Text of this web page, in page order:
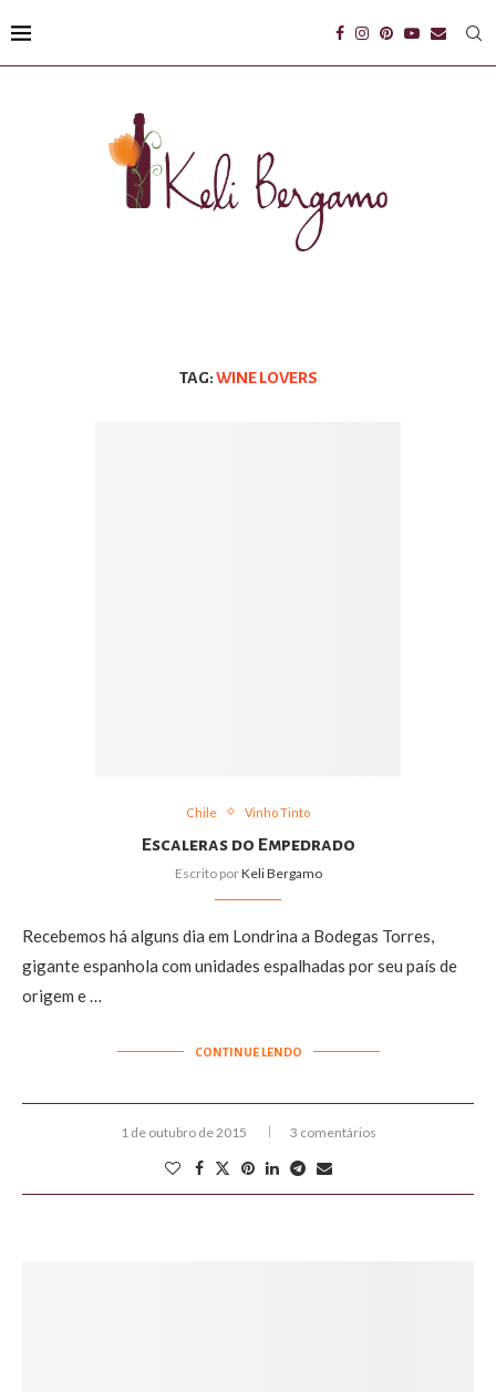
TAG:WINE LOVERS
Chile Vinho Tinto
Escaleras do Empedrado
Escrito porKeli Bergamo
Recebemos há alguns dia em Londrina a Bodegas Torres,
gigante espanhola com unidades espalhadas por seu país de
origem e …
CONTINUE LENDO
1 de outubro de 2015 3 comentários